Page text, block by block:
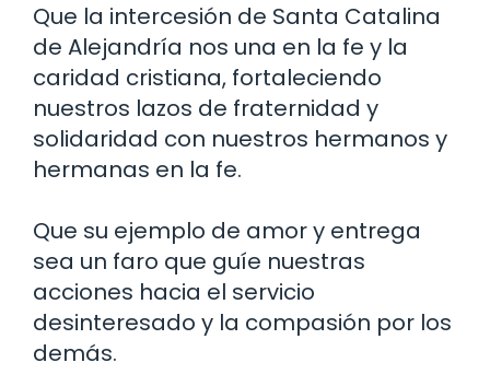
Que la intercesión de Santa Catalina
de Alejandría nos una en la fe y la
caridad cristiana, fortaleciendo
nuestros lazos de fraternidad y
solidaridad con nuestros hermanos y
hermanas en la fe.
Que su ejemplo de amor y entrega
sea un faro que guíe nuestras
acciones hacia el servicio
desinteresado y la compasión por los
demás.